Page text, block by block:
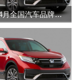
2023年4月全国汽车品牌销量排行榜完整版